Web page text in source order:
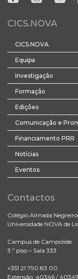
CICS.NOVA
CICS.NOVA
Equipa
Investigação
Formação
Edições
Comunicação e
Financiamento PRR
Notícias
Eventos
Contactos
Colégio Almada
Universidade NOVA de
Campus de Campolide
3.º piso – Sala 333
+351 21 790 83 00
Extensão: 40346 / 40349